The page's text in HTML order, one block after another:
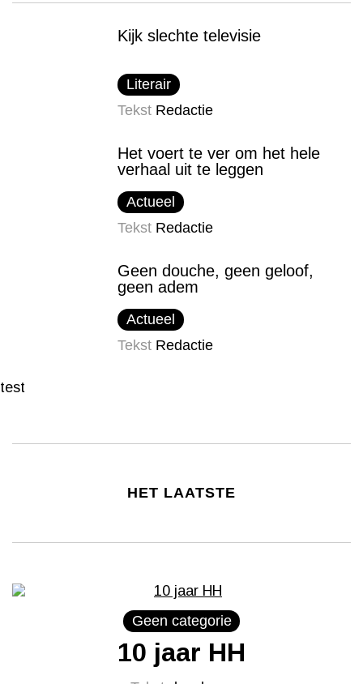
Kijk slechte televisie
Literair
Tekst Redactie
Het voert te ver om het hele
verhaal uit te leggen
Actueel
Tekst Redactie
Geen douche, geen geloof,
geen adem
Actueel
Tekst Redactie
test
HET LAATSTE
Geen categorie
10 jaar HH